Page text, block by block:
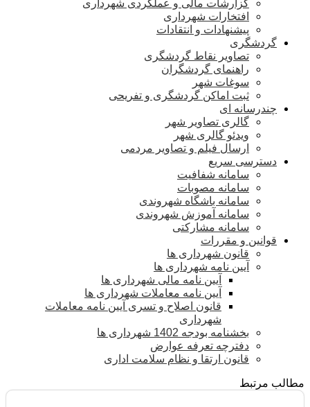
گزارشات مالی و عملکردی شهرداری
افتخارات شهرداری
پیشنهادات و انتقادات
گردشگری
تصاویر نقاط گردشگری
راهنمای گردشگران
سوغات شهر
ثبت اماکن گردشگری و تفریحی
چندرسانه ای
گالری تصاویر شهر
ویدئو گالری شهر
ارسال فیلم و تصاویر مردمی
دسترسی سریع
سامانه شفافیت
سامانه مصوبات
سامانه باشگاه شهروندی
سامانه آموزش شهروندی
سامانه مشارکتی
قوانین و مقررات
قانون شهرداری ها
آیین نامه شهرداری ها
آیین نامه مالی شهرداری ها
آیین نامه معاملات شهرداری ها
قانون اصلاح و تسری آیین نامه معاملات
شهرداری
بخشنامه بودجه 1402 شهرداری ها
دفترچه تعرفه عوارض
قانون ارتقا و نظام سلامت اداری
مطالب مرتبط